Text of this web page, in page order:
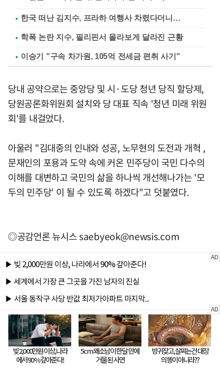
한국 떠난 김지수, 프라하 여행사 차렸다더니…
학폭 논란 지수, 필리핀서 몰라보게 달라진 근황
이승기 "구속 차가원, 105억 전세금 편취 사기"
당내 공약으로는 중앙당 및 시·도당 청년 당직 할당제,
당원공론화위원회 설치와 당 대표 직속 '청년 미래 위원
회'를 내걸었다.
아울러 "김대중의 인내와 성공, 노무현의 도전과 개혁 ,
문재인의 포용과 도약 속에 커온 민주당이 국민 다수의
이해를 대변하고 국민의 삶을 하나씩 개선해나가는 '모
두의 민주당' 이 될 수 있도록 하겠다"고 덧붙였다.
◎공감언론 뉴시스saebyeok@newsis.com